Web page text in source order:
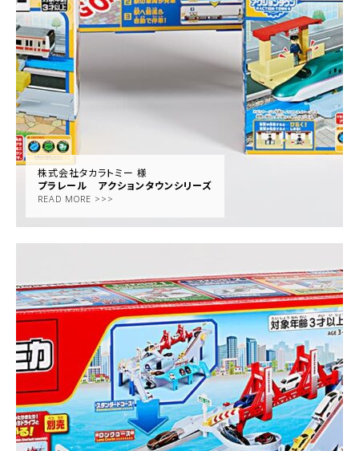
株式会社タカラトミー 様
プラレール アクションタウンシリーズ
READ MORE >>>